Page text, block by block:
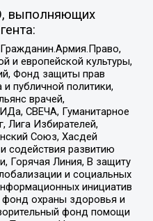
выполняющих
и европейской культуры,
Фонд защиты прав
публичной политики,
врачей,
СВЕЧА, Гуманитарное
Лига Избирателей,
Союз, Хасдей
содействия развитию
Горячая Линия, В защиту
и социальных
инициатив
фонд охраны здоровья и
фонд помощи